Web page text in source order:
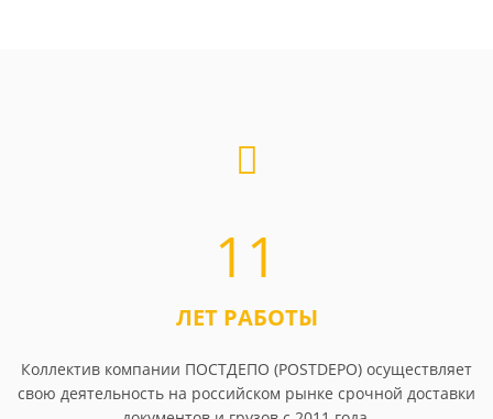
11
ЛЕТ РАБОТЫ
Коллектив компании ПОСТДЕПО (POSTDEPO) осуществляет
свою деятельность на российском рынке срочной доставки